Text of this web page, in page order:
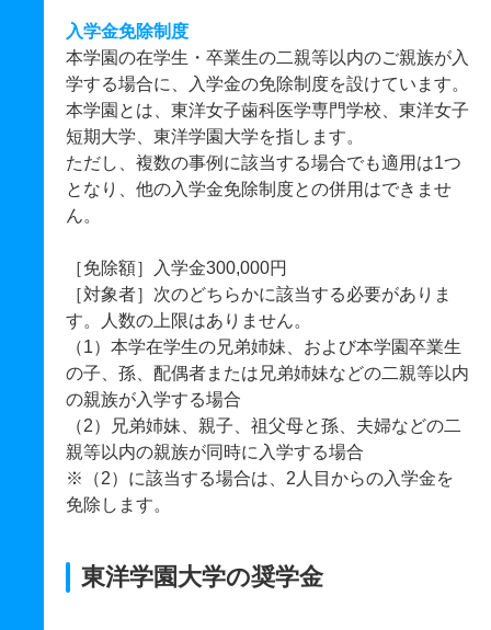
入学金免除制度
本学園の在学生・卒業生の二親等以内のご親族が入
学する場合に、入学金の免除制度を設けています。
本学園とは、東洋女子歯科医学専門学校、東洋女子
短期大学、東洋学園大学を指します。
ただし、複数の事例に該当する場合でも適用は1つ
となり、他の入学金免除制度との併用はできませ
ん。
［免除額］入学金300,000円
［対象者］次のどちらかに該当する必要がありま
す。人数の上限はありません。
（1）本学在学生の兄弟姉妹、および本学園卒業生
の子、孫、配偶者または兄弟姉妹などの二親等以内
の親族が入学する場合
（2）兄弟姉妹、親子、祖父母と孫、夫婦などの二
親等以内の親族が同時に入学する場合
※（2）に該当する場合は、2人目からの入学金を
免除します。
東洋学園大学の奨学金